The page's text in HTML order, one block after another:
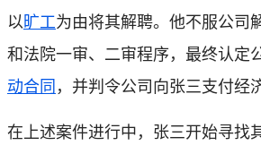
以旷工为由将其解聘。他不服公司
和法院一审、二审程序，最终认定
动合同 ，并判令公司向张三支付经
在上述案件进行中，张三开始寻找